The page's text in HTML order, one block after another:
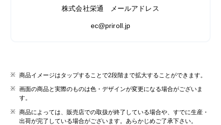
株式会社栄通 メールアドレス
ec@priroll.jp
商品イメージはタップすることで2段階まで拡大することができます。
画面の商品と実際のものは色・デザインが変更になる場合がございま
す。
商品によっては、販売店での取扱が終了している場合や、すでに生産・
出荷が完了している場合がございます。あらかじめご了承下さい。